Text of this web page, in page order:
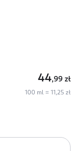
44,99 zł
100 ml = 11,25 zł